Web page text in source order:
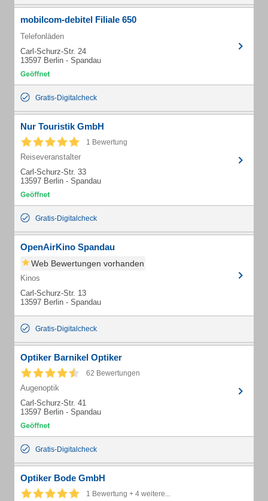
mobilcom-debitel Filiale 650
Telefonläden
Carl-Schurz-Str. 24
13597 Berlin - Spandau
Gratis-Digitalcheck
Nur Touristik GmbH
1 Bewertung
Reiseveranstalter
Carl-Schurz-Str. 33
13597 Berlin - Spandau
Gratis-Digitalcheck
OpenAirKino Spandau
Web Bewertungen vorhanden
Kinos
Carl-Schurz-Str. 13
13597 Berlin - Spandau
Gratis-Digitalcheck
Optiker Barnikel Optiker
62 Bewertungen
Augenoptik
Carl-Schurz-Str. 41
13597 Berlin - Spandau
Gratis-Digitalcheck
Optiker Bode GmbH
1 Bewertung + 4 weitere...